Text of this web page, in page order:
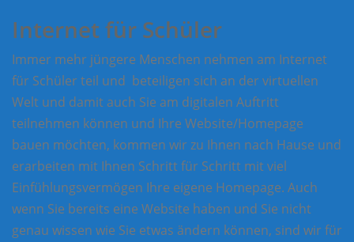
Internet für Schüler
Immer mehr jüngere Menschen nehmen am Internet
für Schüler teil und beteiligen sich an der virtuellen
Welt und damit auch Sie am digitalen Auftritt
teilnehmen können und Ihre Website/Homepage
bauen möchten, kommen wir zu Ihnen nach Hause und
erarbeiten mit Ihnen Schritt für Schritt mit viel
Einfühlungsvermögen Ihre eigene Homepage. Auch
wenn Sie bereits eine Website haben und Sie nicht
genau wissen wie Sie etwas ändern können, sind wir für